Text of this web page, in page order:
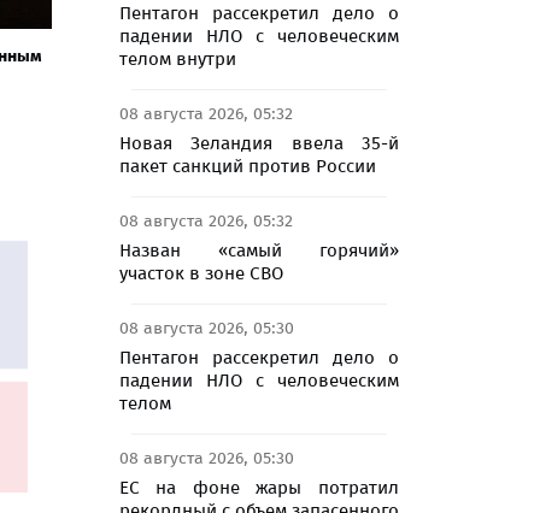
Пентагон рассекретил дело о
падении НЛО с человеческим
телом внутри
08 августа 2026, 05:32
Новая Зеландия ввела 35-й
пакет санкций против России
08 августа 2026, 05:32
Назван «самый горячий»
участок в зоне СВО
08 августа 2026, 05:30
Пентагон рассекретил дело о
падении НЛО с человеческим
телом
08 августа 2026, 05:30
ЕС на фоне жары потратил